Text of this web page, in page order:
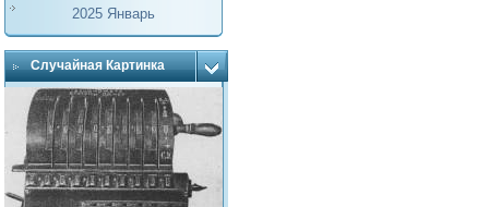
2025 Январь
Случайная Картинка